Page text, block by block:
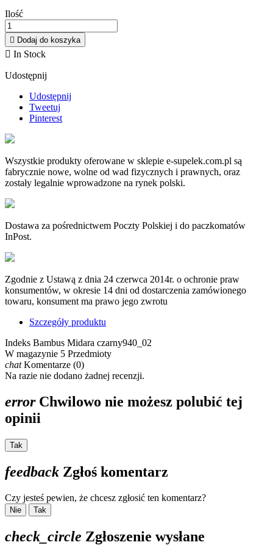
Ilość
 Dodaj do koszyka
 In Stock
Udostępnij
Udostępnij
Tweetuj
Pinterest
Wszystkie produkty oferowane w sklepie e-supelek.com.pl są
fabrycznie nowe, wolne od wad fizycznych i prawnych, oraz
zostały legalnie wprowadzone na rynek polski.
Dostawa za pośrednictwem Poczty Polskiej i do paczkomatów
InPost.
Zgodnie z Ustawą z dnia 24 czerwca 2014r. o ochronie praw
konsumentów, w okresie 14 dni od dostarczenia zamówionego
towaru, konsument ma prawo jego zwrotu
Szczegóły produktu
Indeks Bambus Midara czarny940_02
W magazynie 5 Przedmioty
chatKomentarze (0)
Na razie nie dodano żadnej recenzji.
errorChwilowo nie możesz polubić tej
opinii
Tak
feedback Zgłoś komentarz
Czy jesteś pewien, że chcesz zgłosić ten komentarz?
Nie Tak
check_circle Zgłoszenie wysłane